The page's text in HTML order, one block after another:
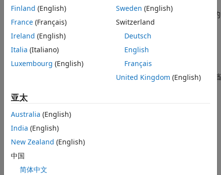
对于使用仪表板管理的本地服务器实例以及 Azure ®
上的
服务器部署，分别使用仪表板和云仪表板上传和共享 MATLAB 应
用程序。有关在 AWS 中上传用于服务器部署的应用程序，请参阅
上传 MATLAB 应用程序
上传 MATLAB 应用程序
对于在 Kubernetes®
中运行的服务器，将可部署存档上传到您的
网络文件服务器或 Azure 文件共享。所有用户必须具有可部署存档
GitHub
另请参阅
App
Production Server 存档编译器
Finland (English)
France (Français)
Ireland (English)
Italia (Italiano)
Luxembourg (English)
Sweden (English)
Switzerland
Deutsch
English
Français
United Kingdom (English)
亚太
Australia (English)
India (English)
New Zealand (English)
中国
简体中文